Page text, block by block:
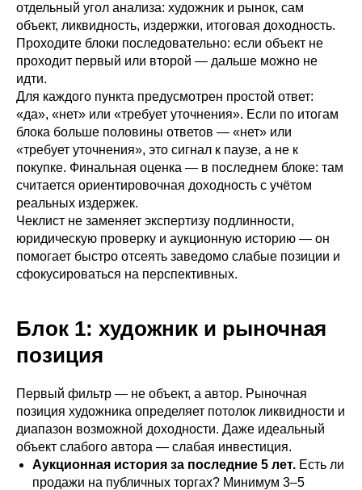
отдельный угол анализа: художник и рынок, сам
объект, ликвидность, издержки, итоговая доходность.
Проходите блоки последовательно: если объект не
проходит первый или второй — дальше можно не
идти.
Для каждого пункта предусмотрен простой ответ:
«да», «нет» или «требует уточнения». Если по итогам
блока больше половины ответов — «нет» или
«требует уточнения», это сигнал к паузе, а не к
покупке. Финальная оценка — в последнем блоке: там
считается ориентировочная доходность с учётом
реальных издержек.
Чеклист не заменяет экспертизу подлинности,
юридическую проверку и аукционную историю — он
помогает быстро отсеять заведомо слабые позиции и
сфокусироваться на перспективных.
Блок 1: художник и рыночная
позиция
Первый фильтр — не объект, а автор. Рыночная
позиция художника определяет потолок ликвидности и
диапазон возможной доходности. Даже идеальный
объект слабого автора — слабая инвестиция.
Аукционная история за последние 5 лет. Есть ли
продажи на публичных торгах? Минимум 3–5